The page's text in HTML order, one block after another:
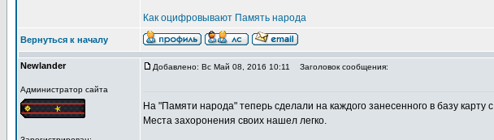
Как оцифровывают Память народа
Вернуться к началу
Newlander
Администратор сайта
Добавлено: Вс Май 08, 2016 10:11 Заголовок сообщения:
На "Памяти народа" теперь сделали на каждого занесенного в базу карту
Места захоронения своих нашел легко.